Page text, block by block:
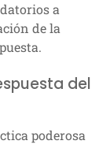
a
de la
del
poderosa